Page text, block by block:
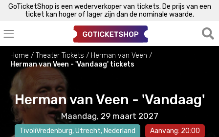
GoTicketShop is een wederverkoper van tickets. De prijs van een
ticket kan hoger of lager zijn dan de nominale waarde.
Home Theater Tickets
Herman van Veen
Herman van Veen - 'Vandaag' tickets
Herman van Veen - 'Vandaag'
Maandag, 29 maart 2027
TivoliVredenburg,Utrecht, Nederland Aanvang: 20:00